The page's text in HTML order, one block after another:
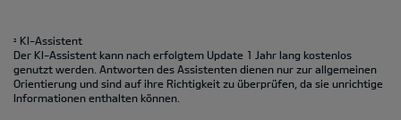
2
KI-Assistent
Der KI-Assistent kann nach erfolgtem Update 1 Jahr lang kostenlos
genutzt werden. Antworten des Assistenten dienen nur zur allgemeinen
Orientierung und sind auf ihre Richtigkeit zu überprüfen, da sie unrichtige
Informationen enthalten können.